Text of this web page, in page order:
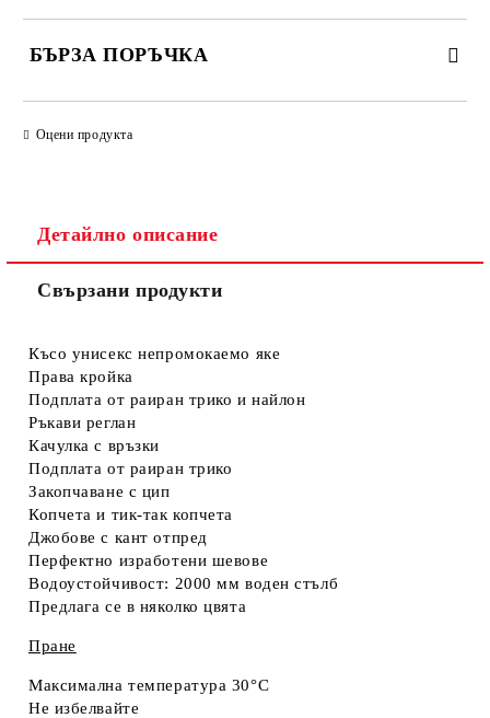
БЪРЗА ПОРЪЧКА
Ние ще се свържем с вас в рамките на работния ден.
Оцени продукта
Детайлно описание
Свързани продукти
Късо унисекс непромокаемо яке
Права кройка
Подплата от раиран трико и найлон
Ръкави реглан
Качулка с връзки
Подплата от раиран трико
Закопчаване с цип
Копчета и тик-так копчета
Джобове с кант отпред
Перфектно изработени шевове
Водоустойчивост: 2000 мм воден стълб
Предлага се в няколко цвята
Пране
Максимална температура 30°C
Не избелвайте